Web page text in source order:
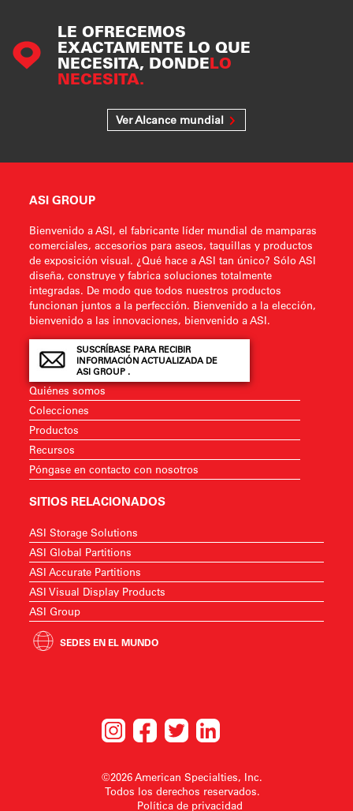
LE OFRECEMOS
EXACTAMENTE LO QUE
NECESITA, DONDELO
NECESITA.
Ver Alcance mundial
ASI GROUP
Bienvenido a ASI, el fabricante líder mundial de mamparas
comerciales, accesorios para aseos, taquillas y productos
de exposición visual. ¿Qué hace a ASI tan único? Sólo ASI
diseña, construye y fabrica soluciones totalmente
integradas. De modo que todos nuestros productos
funcionan juntos a la perfección. Bienvenido a la elección,
bienvenido a las innovaciones, bienvenido a ASI.
SUSCRÍBASE PARA RECIBIR
INFORMACIÓN ACTUALIZADA DE
ASI GROUP .
Quiénes somos
Colecciones
Productos
Recursos
Póngase en contacto con nosotros
SITIOS RELACIONADOS
ASI Storage Solutions
ASI Global Partitions
ASI Accurate Partitions
ASI Visual Display Products
ASI Group
SEDES EN EL MUNDO
©2026 American Specialties, Inc.
Todos los derechos reservados.
Política de privacidad